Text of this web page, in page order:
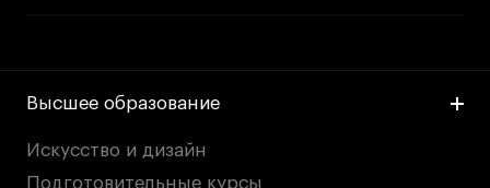
Высшее образование
Искусство и дизайн
Подготовительные курсы